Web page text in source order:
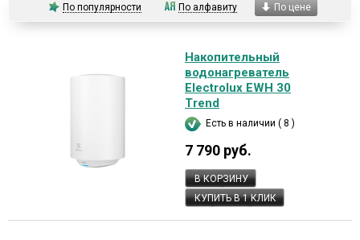
По популярности По алфавиту По цене
Накопительный
водонагреватель
Electrolux EWH 30
Trend
Есть в наличии ( 8 )
7 790 руб.
В КОРЗИНУ
КУПИТЬ В 1 КЛИК